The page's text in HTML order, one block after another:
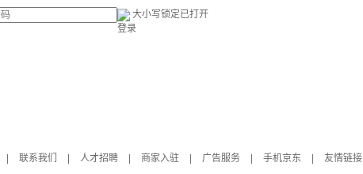
大小写锁定已打开
登录
联系我们 人才招聘 商家入驻 广告服务 手机京东 友情链接